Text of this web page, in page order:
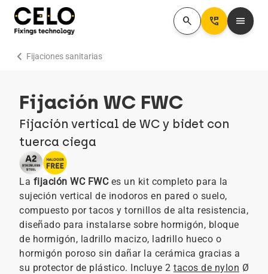
search Perm_Phone_Msg menu
Fijaciones sanitarias
chevron_right
Fijación WC FWC
Fijación vertical de WC y bidet con
tuerca ciega
La fijación WC FWCes un kit completo para la
sujeción vertical de inodoros en pared o suelo,
compuesto por tacos y tornillos de alta resistencia,
diseñado para instalarse sobre hormigón, bloque
de hormigón, ladrillo macizo, ladrillo hueco o
hormigón poroso sin dañar la cerámica gracias a
su protector de plástico. Incluye 2 tacos de nylon Ø